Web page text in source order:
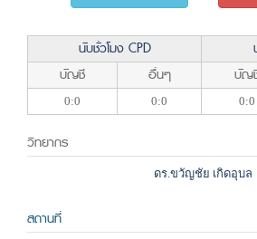
นับชั่วโมง CPD
บัญชี
อื่นๆ บัญ
0:0 0:0 0:0
วิทยากร
ดร.ขวัญชัย เกิดอุบล
สถานที่